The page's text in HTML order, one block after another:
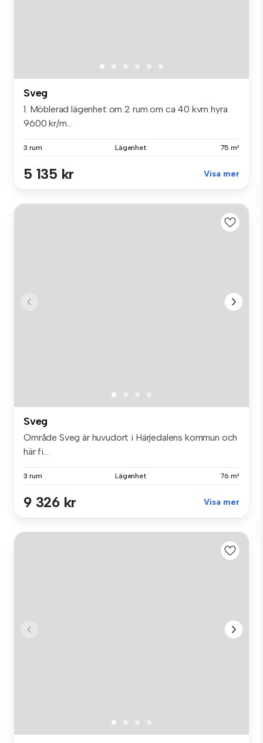
Sveg
1. Möblerad lägenhet om 2 rum om ca 40 kvm hyra
9600 kr/m...
3 rum Lägenhet 75 m²
5 135 kr Visa mer
Sveg
Område Sveg är huvudort i Härjedalens kommun och
här fi...
3 rum Lägenhet 76 m²
9 326 kr Visa mer